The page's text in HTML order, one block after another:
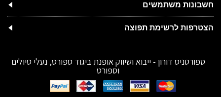
חשבונות משתמשים
הצטרפות לרשימת תפוצה
ספורטניס דורון - ייבוא ושיווק אופנת ביגוד ספורט, נעלי טיולים
וספורט